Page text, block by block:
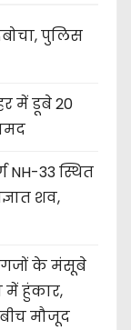
पुलिस
में डूबे 20
NH-33 स्थित
शव,
के मंसूबे
में हुंकार,
मौजूद